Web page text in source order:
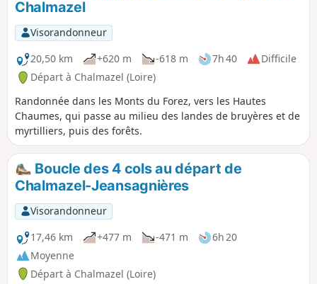
Chalmazel
Visorandonneur
20,50 km
+620 m -618 m 7h 40
Difficile
Départ à Chalmazel (Loire)
Randonnée dans les Monts du Forez, vers les Hautes
Chaumes, qui passe au milieu des landes de bruyères et de
myrtilliers, puis des forêts.
Boucle des 4 cols au départ de
Chalmazel-Jeansagnières
Visorandonneur
17,46 km
+477 m -471 m
6h 20
Moyenne
Départ à Chalmazel (Loire)